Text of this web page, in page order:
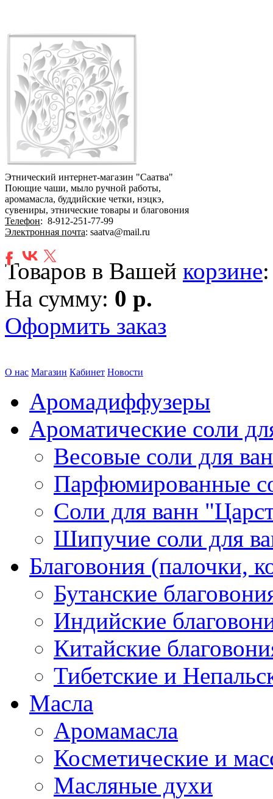
Этнический интернет-магазин "Саатва"
Поющие чаши, мыло ручной работы,
аромамасла, буддийские четки, нэцкэ,
сувениры, этнические товары и благовония
Телефон: 8-912-251-77-99
Электронная почта: saatva@mail.ru
Товаров в Вашей корзине
На сумму: 0 р.
Оформить заказ
О нас Магазин Кабинет Новости
Аромадиффузеры
Ароматические соли
Весовые соли для
Парфюмированные
Соли для ванн
Шипучие соли для
Благовония (палочки,
Бутанские
Индийские
Китайские
Тибетские и
Масла
Аромамасла
Косметические и
Масляные духи